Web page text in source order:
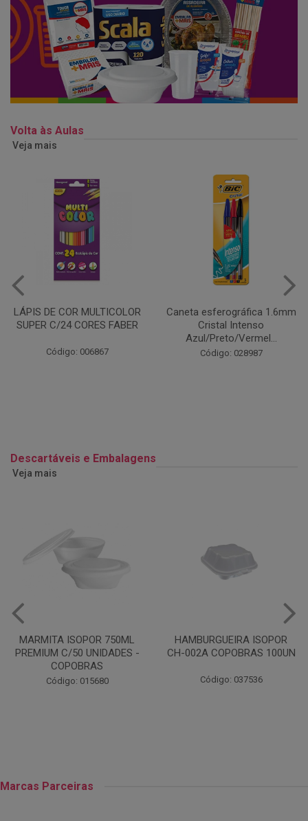
Volta às Aulas
Veja mais
Caneta esferográfica 1.6mm
Cristal Intenso
Código: 028987
COLA EM BASTÃO 40G - LEO
& LEO
Código: 028164
Descartáveis e Embalagens
Veja mais
HAMBURGUEIRA ISOPOR
CH-002A COPOBRAS 100UN
Código: 037536
CAIXA PARDA PIZZA N30
OITAVADA BALUARTE C/10
Código: 001124
Marcas Parceiras